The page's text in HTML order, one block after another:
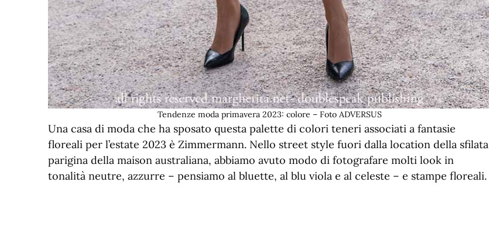
Tendenze moda primavera 2023: colore – Foto ADVERSUS
Una casa di moda che ha sposato questa palette di colori teneri associati a fantasie
floreali per l’estate 2023 è Zimmermann. Nello street style fuori dalla location della sfilata
parigina della maison australiana, abbiamo avuto modo di fotografare molti look in
tonalità neutre, azzurre – pensiamo al bluette, al blu viola e al celeste – e stampe floreali.